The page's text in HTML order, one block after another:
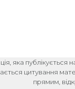
яка публікується
цитування
прямим,